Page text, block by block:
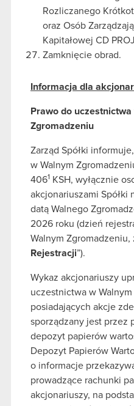
Rozliczanego
oraz Osób
Kapitałowej CD
Zamknięcie obrad.
Informacja dla
Prawo do uczestnictwa
Zgromadzeniu
Zarząd Spółki
w Walnym
4061
KSH, wyłącznie
akcjonariuszami Spółki
datą Walnego
2026 roku (dzień
Walnym Zgromadzeniu,
Rejestracji”).
Wykaz akcjonariuszy
uczestnictwa w
posiadających akcje
sporządzany jest przez
depozyt papierów
Depozyt Papierów
o informacje
prowadzące rachunki
akcjonariuszy, na